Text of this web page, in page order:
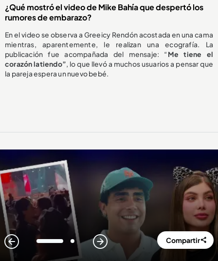
¿Qué mostró el video de Mike Bahía que despertó los
rumores de embarazo?
En el video se observa a Greeicy Rendón acostada en una cama
mientras, aparentemente, le realizan una ecografía. La
publicación fue acompañada del mensaje: “ Me tiene el
corazón latiendo”, lo que llevó a muchos usuarios a pensar que
la pareja espera un nuevo bebé.
1 2 Compartir